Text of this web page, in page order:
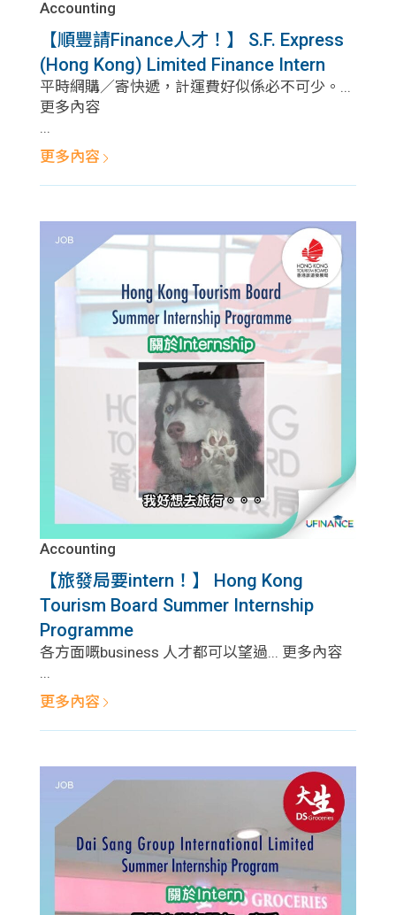
Accounting
【順豐請Finance人才！】 S.F. Express
(Hong Kong) Limited Finance Intern
平時網購／寄快遞，計運費好似係必不可少。...
更多內容
...
更多內容
Accounting
【旅發局要intern！】 Hong Kong
Tourism Board Summer Internship
Programme
各方面嘅business 人才都可以望過... 更多內容
...
更多內容